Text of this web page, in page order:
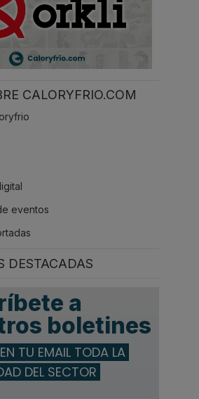
CALORYFRIO.COM
eventos
DESTACADAS
a
boletines
TU EMAIL TODA LA
DEL SECTOR